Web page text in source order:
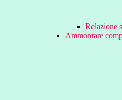
Relazione
Ammontare